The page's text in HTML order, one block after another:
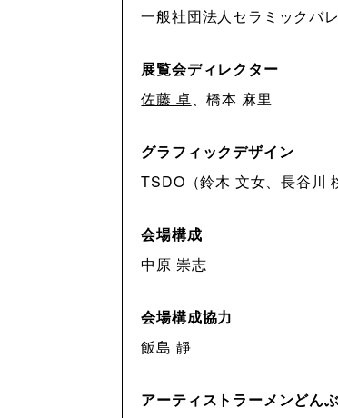
一般社団法人セラミックバ
展覧会ディレクター
佐藤 卓、橋本 麻里
グラフィックデザイン
TSDO（鈴木 文女、長谷川
会場構成
中原 崇志
会場構成協力
飯島 靜
アーティストラーメンどん